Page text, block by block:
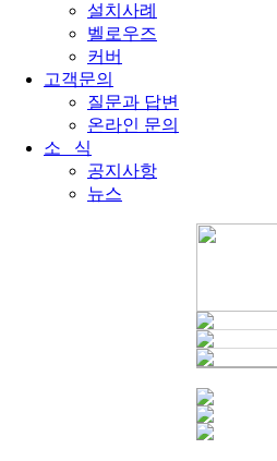
설치사례
벨로우즈
커버
고객문의
질문과 답변
온라인 문의
소 식
공지사항
뉴스